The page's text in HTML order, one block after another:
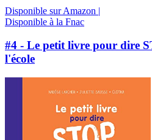
Disponible sur Amazon |
Disponible à la Fnac
#4 - Le petit livre pour dire
l'école